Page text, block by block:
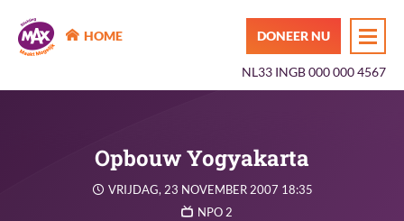
MAX Maakt Mogelijk
HOME DONEER NU
NL33 INGB 000 000 4567
Opbouw Yogyakarta
VRIJDAG, 23 NOVEMBER 2007 18:35
NPO 2